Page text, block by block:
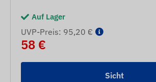
Auf Lager
UVP-Preis: 95,20 €
58 €
Sicht